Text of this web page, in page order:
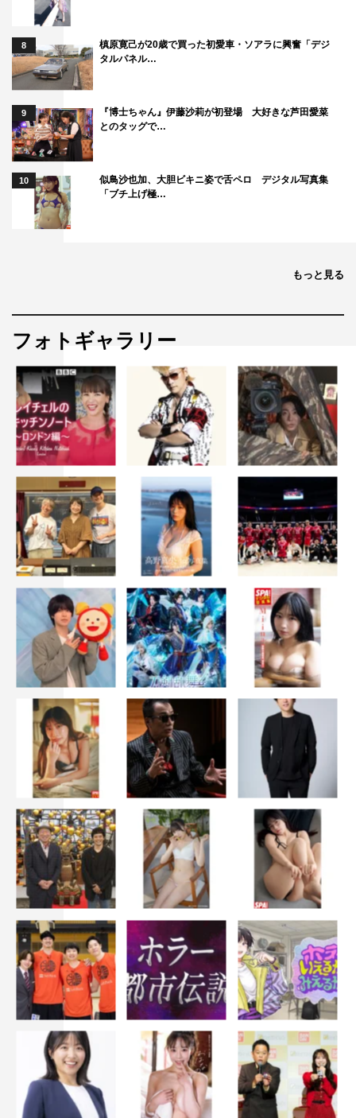
8
槙原寛己が20歳で買った初愛車・ソアラに興奮「デジ
タルパネル…
9
『博士ちゃん』伊藤沙莉が初登場 大好きな芦田愛菜
とのタッグで…
10
似鳥沙也加、大胆ビキニ姿で舌ペロ デジタル写真集
「ブチ上げ極…
もっと見る
フォトギャラリー